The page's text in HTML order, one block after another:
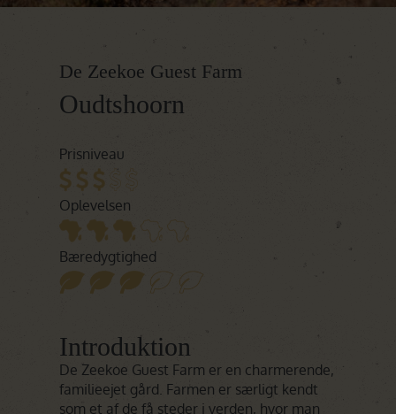
De Zeekoe Guest Farm
Oudtshoorn
Prisniveau
Oplevelsen
Bæredygtighed
Introduktion
De Zeekoe Guest Farm er en charmerende,
familieejet gård. Farmen er særligt kendt
som et af de få steder i verden, hvor man